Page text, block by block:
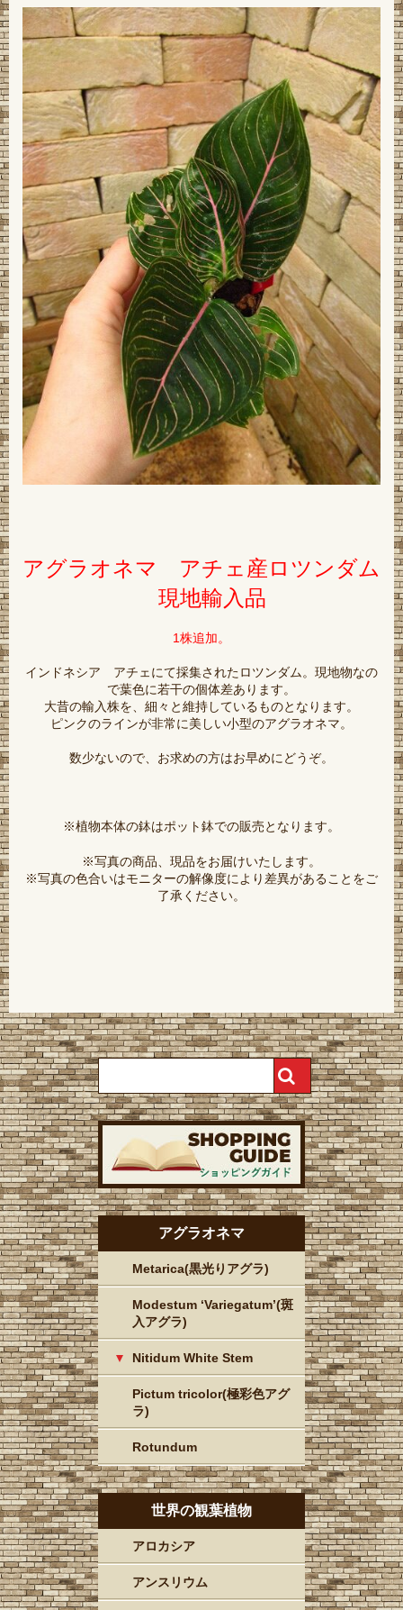
アグラオネマ アチェ産ロツンダム
現地輸入品
1株追加。
インドネシア アチェにて採集されたロツンダム。現地物なの
で葉色に若干の個体差あります。
大昔の輸入株を、細々と維持しているものとなります。
ピンクのラインが非常に美しい小型のアグラオネマ。
数少ないので、お求めの方はお早めにどうぞ。
※植物本体の鉢はポット鉢での販売となります。
※写真の商品、現品をお届けいたします。
※写真の色合いはモニターの解像度により差異があることをご
了承ください。
アグラオネマ
Metarica(黒光りアグラ)
Modestum ‘Variegatum’(斑
入アグラ)
Nitidum White Stem
Pictum tricolor(極彩色アグ
ラ)
Rotundum
世界の観葉植物
アロカシア
アンスリウム